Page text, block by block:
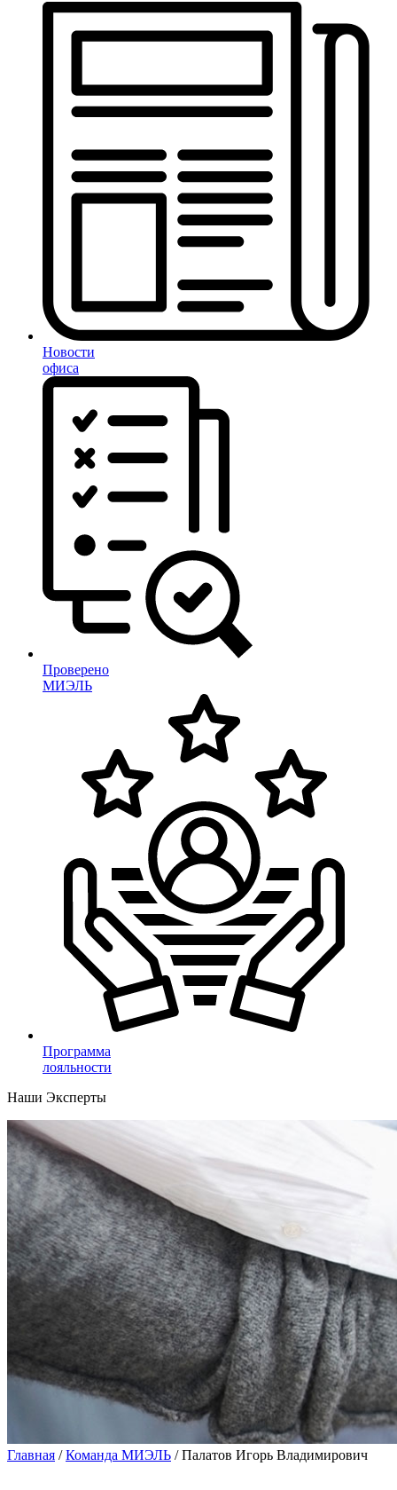
Новости
офиса
Проверено
МИЭЛЬ
Программа
лояльности
Наши Эксперты
Главная /Команда МИЭЛЬ /Палатов Игорь Владимирович